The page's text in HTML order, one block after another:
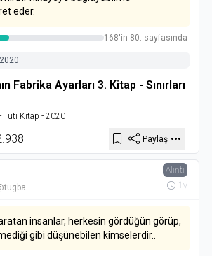
eder.
168'in 80. sayfasında
Fabrika Ayarları 3. Kitap - Sınırları
- Tuti Kitap - 2020
Paylaş
Alıntı
1y
insanlar, herkesin gördüğün görüp,
gibi düşünebilen kimselerdir..